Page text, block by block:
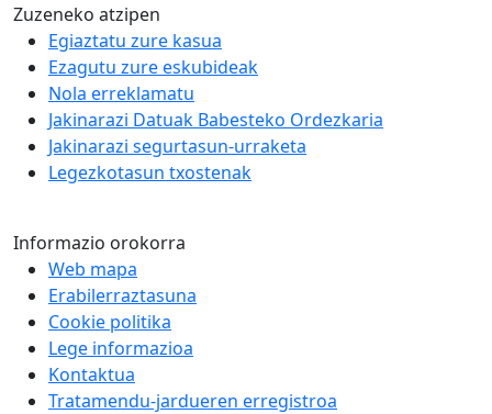
Zuzeneko atzipen
Egiaztatu zure kasua
Ezagutu zure eskubideak
Nola erreklamatu
Jakinarazi Datuak Babesteko Ordezkaria
Jakinarazi segurtasun-urraketa
Legezkotasun txostenak
Informazio orokorra
Web mapa
Erabilerraztasuna
Cookie politika
Lege informazioa
Kontaktua
Tratamendu-jardueren erregistroa